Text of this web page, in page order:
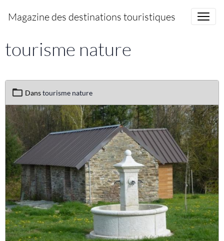
Magazine des destinations touristiques
tourisme nature
Danstourisme nature